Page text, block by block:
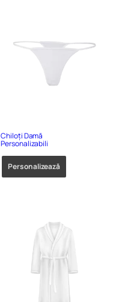
Chiloți Damă
Personalizabili
Personalizează